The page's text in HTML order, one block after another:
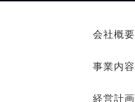
会社概要
事業内容
経営計画